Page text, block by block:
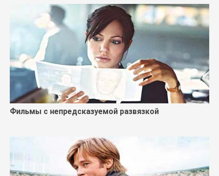
Фильмы с непредсказуемой развязкой